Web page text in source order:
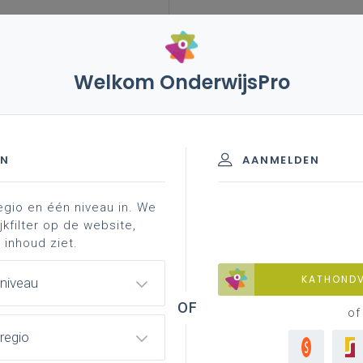
2023 – begroting, beleids- en begrotingstoelichting (bbt)
Beleids- en
Programmadecreet: heel
Welkom OnderwijsPro
AANMELDEN
of
en één niveau in. We
op de website,
ziet.